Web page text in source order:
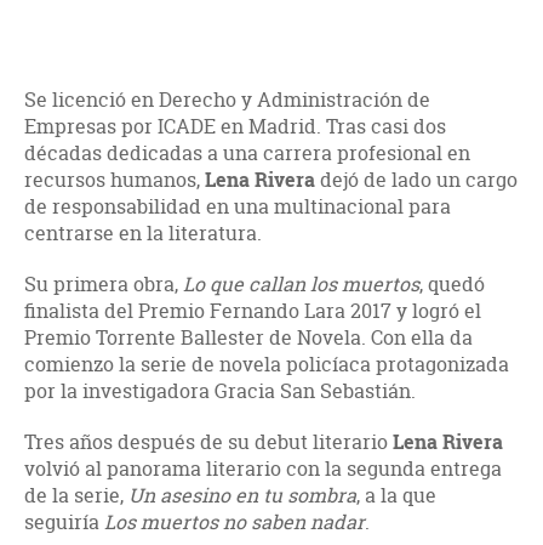
Se licenció en Derecho y Administración de
Empresas por ICADE en Madrid. Tras casi dos
décadas dedicadas a una carrera profesional en
recursos humanos,Lena Riveradejó de lado un cargo
de responsabilidad en una multinacional para
centrarse en la literatura.
Su primera obra,Lo que callan los muertos, quedó
finalista del Premio Fernando Lara 2017 y logró el
Premio Torrente Ballester de Novela. Con ella da
comienzo la serie de novela policíaca protagonizada
por la investigadora Gracia San Sebastián.
Tres años después de su debut literarioLena Rivera
volvió al panorama literario con la segunda entrega
de la serie, Un asesino en tu sombra, a la que
seguiríaLos muertos no saben nadar.